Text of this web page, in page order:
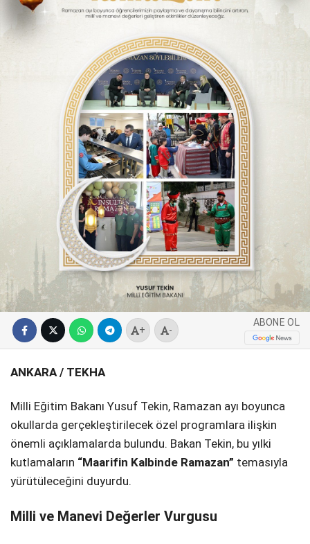
Facebook
Instagram
Youtube
+ -
ABONE OL
ANKARA / TEKHA
Milli Eğitim Bakanı Yusuf Tekin, Ramazan ayı boyunca
okullarda gerçekleştirilecek özel programlara ilişkin
önemli açıklamalarda bulundu. Bakan Tekin, bu yılki
kutlamaların “Maarifin Kalbinde Ramazan” temasıyla
yürütüleceğini duyurdu.
Milli ve Manevi Değerler Vurgusu